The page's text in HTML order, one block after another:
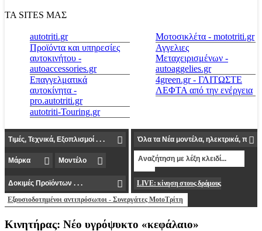
ΤΑ SITES ΜΑΣ
autotriti.gr
Προϊόντα και υπηρεσίες
αυτοκινήτου -
autoaccessories.gr
Επαγγελματικά
αυτοκίνητα -
pro.autotriti.gr
autotriti-Touring.gr
Μοτοσικλέτα - mototriti.gr
Αγγελιες
Μεταχειρισμένων -
autoaggelies.gr
4green.gr - ΓΛΙΤΩΣΤΕ
ΛΕΦΤΑ από την ενέργεια
LIVE: κίνηση στους δρόμους
Εξουσιοδοτημένοι αντιπρόσωποι - Συνεργάτες MotoΤρίτη
Κινητήρας: Νέο υγρόψυκτο «κεφάλαιο»